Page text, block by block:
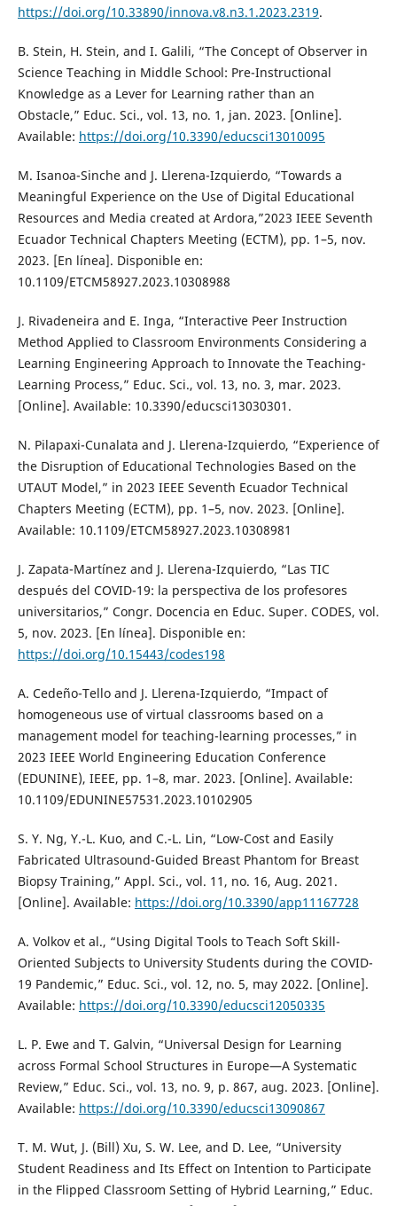
https://doi.org/10.33890/innova.v8.n3.1.2023.2319.
B. Stein, H. Stein, and I. Galili, “The Concept of Observer in
Science Teaching in Middle School: Pre-Instructional
Knowledge as a Lever for Learning rather than an
Obstacle,” Educ. Sci., vol. 13, no. 1, jan. 2023. [Online].
Available: https://doi.org/10.3390/educsci13010095
M. Isanoa-Sinche and J. Llerena-Izquierdo, “Towards a
Meaningful Experience on the Use of Digital Educational
Resources and Media created at Ardora,”2023 IEEE Seventh
Ecuador Technical Chapters Meeting (ECTM), pp. 1–5, nov.
2023. [En línea]. Disponible en:
10.1109/ETCM58927.2023.10308988
J. Rivadeneira and E. Inga, “Interactive Peer Instruction
Method Applied to Classroom Environments Considering a
Learning Engineering Approach to Innovate the Teaching-
Learning Process,” Educ. Sci., vol. 13, no. 3, mar. 2023.
[Online]. Available: 10.3390/educsci13030301.
N. Pilapaxi-Cunalata and J. Llerena-Izquierdo, “Experience of
the Disruption of Educational Technologies Based on the
UTAUT Model,” in 2023 IEEE Seventh Ecuador Technical
Chapters Meeting (ECTM), pp. 1–5, nov. 2023. [Online].
Available: 10.1109/ETCM58927.2023.10308981
J. Zapata-Martínez and J. Llerena-Izquierdo, “Las TIC
después del COVID-19: la perspectiva de los profesores
universitarios,” Congr. Docencia en Educ. Super. CODES, vol.
5, nov. 2023. [En línea]. Disponible en:
https://doi.org/10.15443/codes198
A. Cedeño-Tello and J. Llerena-Izquierdo, “Impact of
homogeneous use of virtual classrooms based on a
management model for teaching-learning processes,” in
2023 IEEE World Engineering Education Conference
(EDUNINE), IEEE, pp. 1–8, mar. 2023. [Online]. Available:
10.1109/EDUNINE57531.2023.10102905
S. Y. Ng, Y.-L. Kuo, and C.-L. Lin, “Low-Cost and Easily
Fabricated Ultrasound-Guided Breast Phantom for Breast
Biopsy Training,” Appl. Sci., vol. 11, no. 16, Aug. 2021.
[Online]. Available: https://doi.org/10.3390/app11167728
A. Volkov et al., “Using Digital Tools to Teach Soft Skill-
Oriented Subjects to University Students during the COVID-
19 Pandemic,” Educ. Sci., vol. 12, no. 5, may 2022. [Online].
Available: https://doi.org/10.3390/educsci12050335
L. P. Ewe and T. Galvin, “Universal Design for Learning
across Formal School Structures in Europe—A Systematic
Review,” Educ. Sci., vol. 13, no. 9, p. 867, aug. 2023. [Online].
Available: https://doi.org/10.3390/educsci13090867
T. M. Wut, J. (Bill) Xu, S. W. Lee, and D. Lee, “University
Student Readiness and Its Effect on Intention to Participate
in the Flipped Classroom Setting of Hybrid Learning,” Educ.